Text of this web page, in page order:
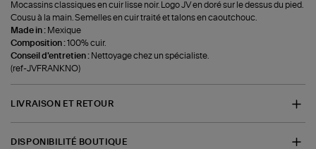
Mocassins classiques en cuir lisse noir. Logo JV en doré sur le dessus du pied.
Cousu à la main. Semelles en cuir traité et talons en caoutchouc.
Made in : Mexique
Composition :100% cuir.
Conseil d'entretien : Nettoyage chez un spécialiste.
(ref-JVFRANKNO)
LIVRAISON ET RETOUR
DISPONIBILITÉ BOUTIQUE